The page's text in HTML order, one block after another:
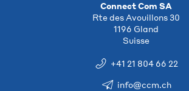
Connect Com SA
Rte des Avouillons 30
1196 Gland
Suisse
+41 21 804 66 22
info@ccm.ch